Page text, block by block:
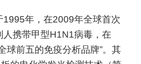
1995年，在2009年全球首次
人携带甲型H1N1病毒，在
球前五的免疫分析品牌”。其